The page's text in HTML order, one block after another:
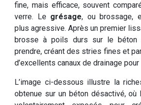
fine, mais efficace, souvent
verre. Le grésage, ou brossage,
plus agressive. Après un premier
brosse à poils durs sur le béton
prendre, créant des stries fines et
d’excellents canaux de drainage pour
L’image ci-dessous illustre la
obtenue sur un béton désactivé, où